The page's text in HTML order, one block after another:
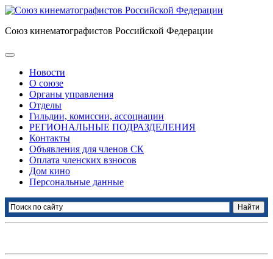
Союз кинематографистов Российской Федерации
Новости
О союзе
Органы управления
Отделы
Гильдии, комиссии, ассоциации
РЕГИОНАЛЬНЫЕ ПОДРАЗДЕЛЕНИЯ
Контакты
Объявления для членов СК
Оплата членских взносов
Дом кино
Персональные данные